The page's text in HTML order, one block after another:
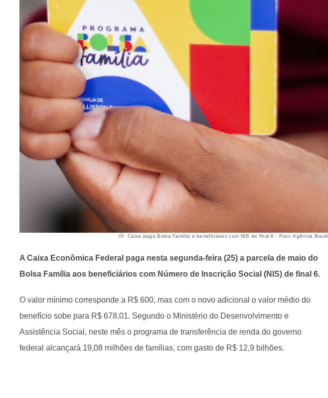
Caixa paga Bolsa Família a beneficiários com NIS de final 6 - Foto: Agência Brasil
A Caixa Econômica Federal paga nesta segunda-feira (25) a parcela de maio do
Bolsa Família aos beneficiários com Número de Inscrição Social (NIS) de final 6.
O valor mínimo corresponde a R$ 600, mas com o novo adicional o valor médio do
benefício sobe para R$ 678,01. Segundo o Ministério do Desenvolvimento e
Assistência Social, neste mês o programa de transferência de renda do governo
federal alcançará 19,08 milhões de famílias, com gasto de R$ 12,9 bilhões.